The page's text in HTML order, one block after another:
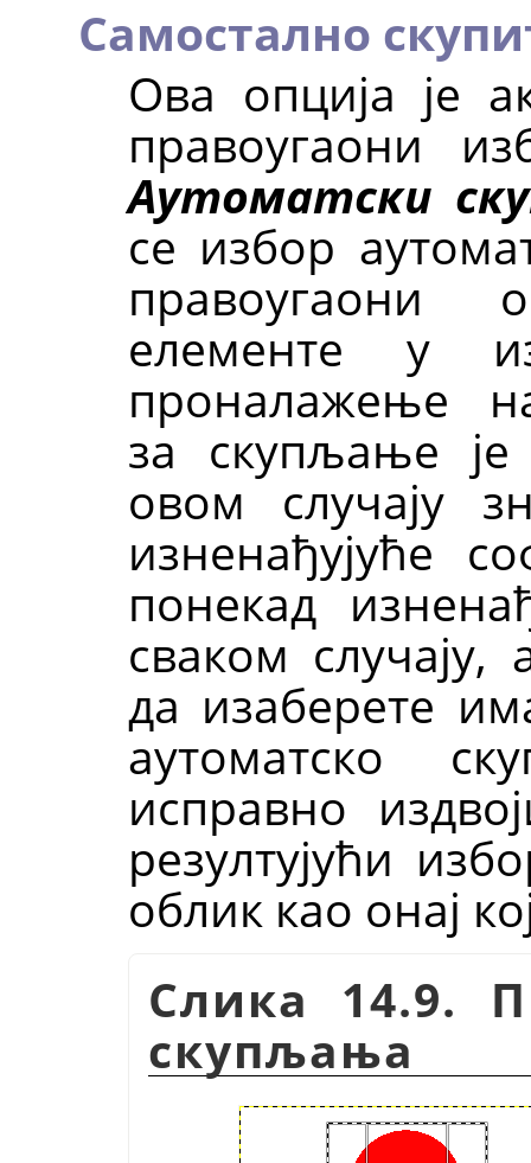
Самостално
Ова опција је
правоугаони
Аутоматски
се избор
правоугаони
елементе у
проналажење
за скупљање је
овом случају
изненађујуће
понекад
сваком
да изаберете
аутоматско
исправно
резултујући
облик као онај
Слика 14.9.
скупљања